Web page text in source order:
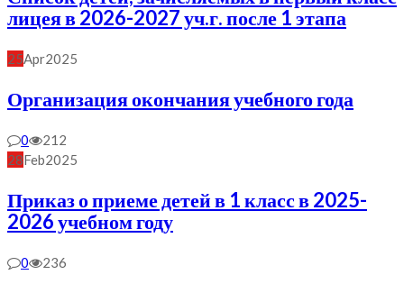
лицея в 2026-2027 уч.г. после 1 этапа
25Apr2025
Организация окончания учебного года
0
212
28Feb2025
Приказ о приеме детей в 1 класс в 2025-
2026 учебном году
0 236